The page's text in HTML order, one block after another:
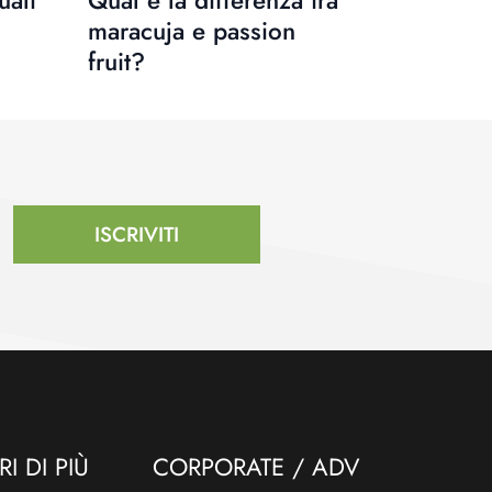
maracuja e passion
fruit?
ISCRIVITI
DI PIÙ CORPORATE / ADV